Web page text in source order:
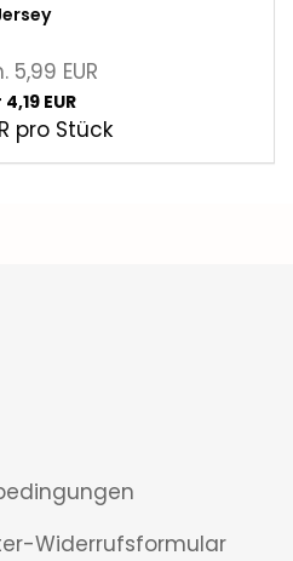
5,99 EUR
EUR
pro Stück
Widerrufsformular